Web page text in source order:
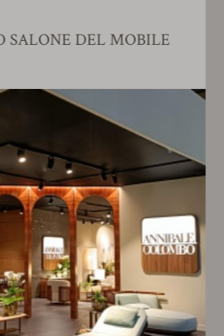
DEL MOBILE